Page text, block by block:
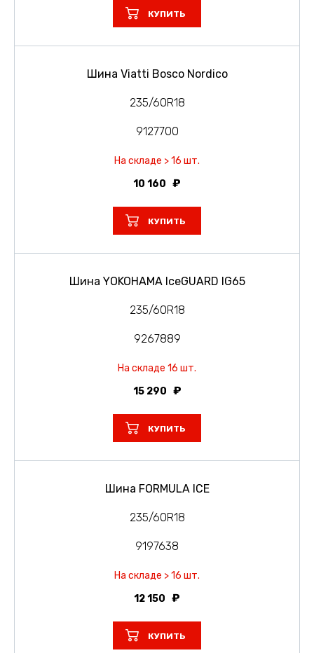
КУПИТЬ
Шина Viatti Bosco Nordico
235/60R18
9127700
На складе > 16 шт.
10 160
КУПИТЬ
Шина YOKOHAMA IceGUARD IG65
235/60R18
9267889
На складе 16 шт.
15 290
КУПИТЬ
Шина FORMULA ICE
235/60R18
9197638
На складе > 16 шт.
12 150
КУПИТЬ